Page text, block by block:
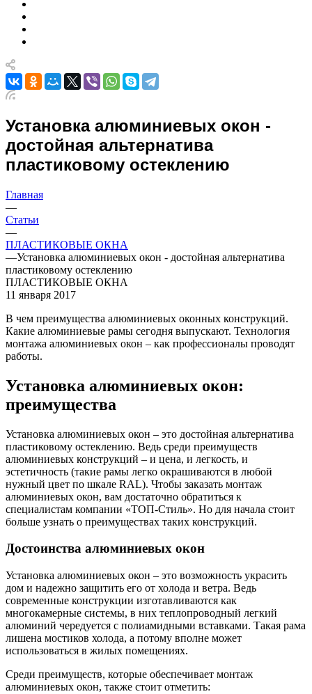
Установка алюминиевых окон -
достойная альтернатива
пластиковому остеклению
Главная
—
Статьи
—
ПЛАСТИКОВЫЕ ОКНА
—Установка алюминиевых окон - достойная альтернатива
пластиковому остеклению
ПЛАСТИКОВЫЕ ОКНА
11 января 2017
В чем преимущества алюминиевых оконных конструкций.
Какие алюминиевые рамы сегодня выпускают. Технология
монтажа алюминиевых окон – как профессионалы проводят
работы.
Установка алюминиевых окон:
преимущества
Установка алюминиевых окон – это достойная альтернатива
пластиковому остеклению. Ведь среди преимуществ
алюминиевых конструкций – и цена, и легкость, и
эстетичность (такие рамы легко окрашиваются в любой
нужный цвет по шкале RAL). Чтобы заказать монтаж
алюминиевых окон, вам достаточно обратиться к
специалистам компании «ТОП-Стиль». Но для начала стоит
больше узнать о преимуществах таких конструкций.
Достоинства алюминиевых окон
Установка алюминиевых окон – это возможность украсить
дом и надежно защитить его от холода и ветра. Ведь
современные конструкции изготавливаются как
многокамерные системы, в них теплопроводный легкий
алюминий чередуется с полиамидными вставками. Такая рама
лишена мостиков холода, а потому вполне может
использоваться в жилых помещениях.
Среди преимуществ, которые обеспечивает монтаж
алюминиевых окон, также стоит отметить: